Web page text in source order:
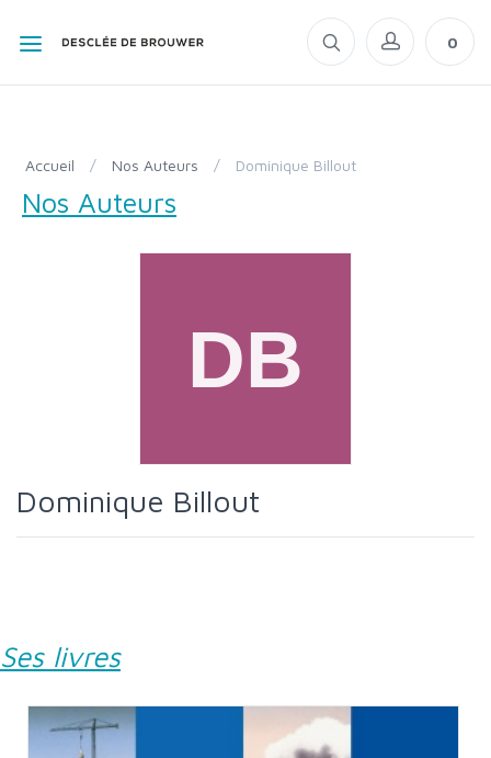
0
Accueil / Nos Auteurs / Dominique Billout
Nos Auteurs
Dominique Billout
Ses livres